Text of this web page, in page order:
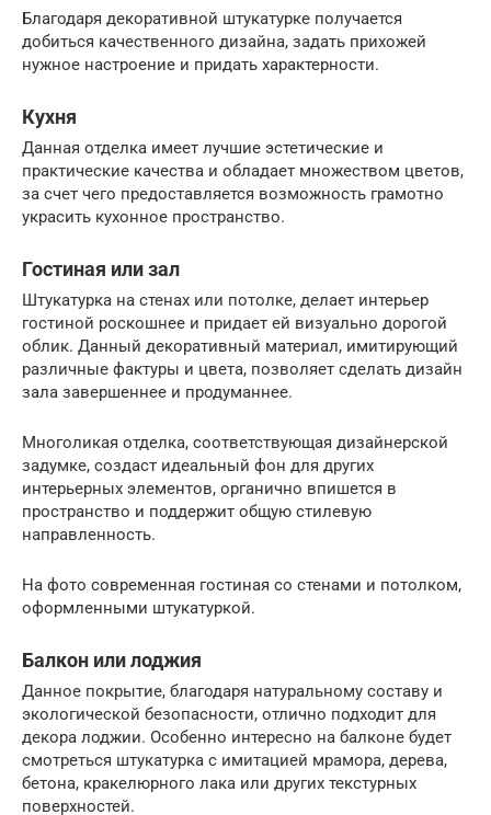
Благодаря декоративной штукатурке получается
добиться качественного дизайна, задать прихожей
нужное настроение и придать характерности.
Кухня
Данная отделка имеет лучшие эстетические и
практические качества и обладает множеством цветов,
за счет чего предоставляется возможность грамотно
украсить кухонное пространство.
Гостиная или зал
Штукатурка на стенах или потолке, делает интерьер
гостиной роскошнее и придает ей визуально дорогой
облик. Данный декоративный материал, имитирующий
различные фактуры и цвета, позволяет сделать дизайн
зала завершеннее и продуманнее.
Многоликая отделка, соответствующая дизайнерской
задумке, создаст идеальный фон для других
интерьерных элементов, органично впишется в
пространство и поддержит общую стилевую
направленность.
На фото современная гостиная со стенами и потолком,
оформленными штукатуркой.
Балкон или лоджия
Данное покрытие, благодаря натуральному составу и
экологической безопасности, отлично подходит для
декора лоджии. Особенно интересно на балконе будет
смотреться штукатурка с имитацией мрамора, дерева,
бетона, кракелюрного лака или других текстурных
поверхностей.